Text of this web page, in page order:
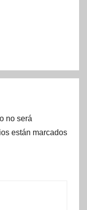
no será
están marcados